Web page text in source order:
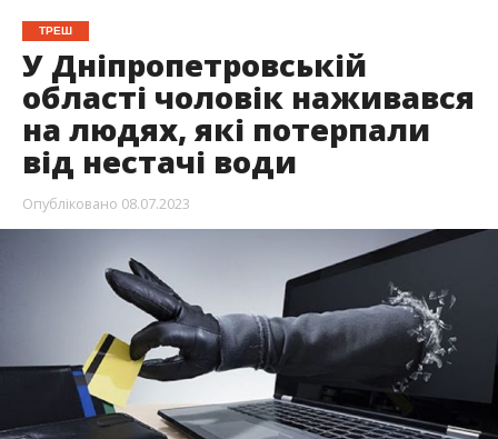
ТРЕШ
У Дніпропетровській
області чоловік наживався
на людях, які потерпали
від нестачі води
Опубліковано 08.07.2023